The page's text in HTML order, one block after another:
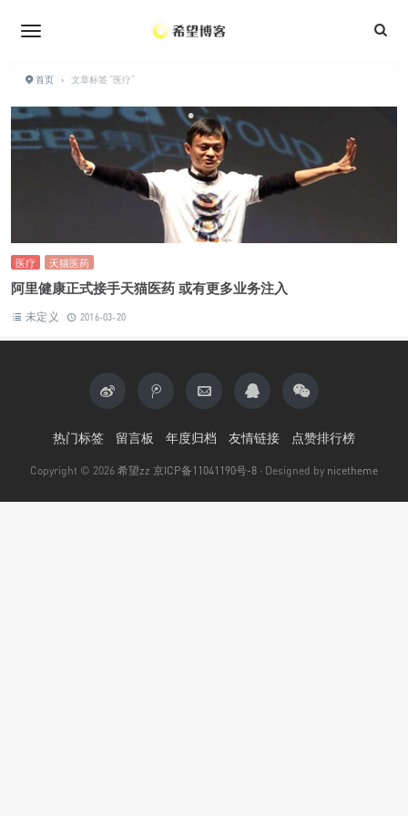
首页 › 文章标签 "医疗"
医疗 天猫医药
阿里健康正式接手天猫医药 或有更多业务注入
未定义 2016-03-20
热门标签 留言板 年度归档 友情链接 点赞排行榜
Copyright © 2026 希望zz 京ICP备11041190号-8 · Designed by nicetheme
•
•
•